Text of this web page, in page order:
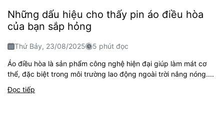
Những dấu hiệu cho thấy pin áo điều hòa
của bạn sắp hỏng
Thứ Bảy, 23/08/2025 5 phút đọc
Áo điều hòa là sản phẩm công nghệ hiện đại giúp làm mát cơ
thể, đặc biệt trong môi trường lao động ngoài trời nắng nóng....
Đọc tiếp